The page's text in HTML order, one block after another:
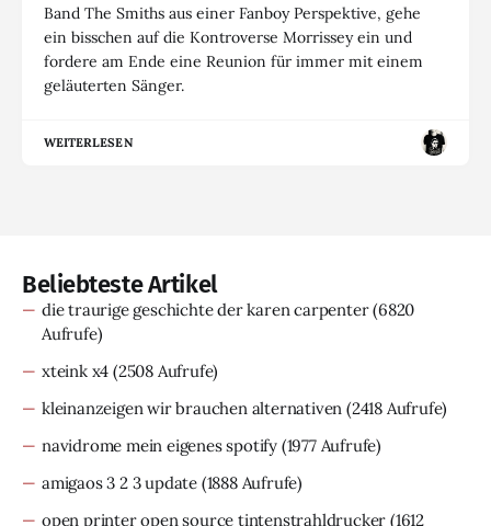
Band The Smiths aus einer Fanboy Perspektive, gehe
ein bisschen auf die Kontroverse Morrissey ein und
fordere am Ende eine Reunion für immer mit einem
geläuterten Sänger.
WEITERLESEN
Beliebteste Artikel
die traurige geschichte der karen carpenter(6820
Aufrufe)
xteink x4 (2508 Aufrufe)
kleinanzeigen wir brauchen alternativen (2418 Aufrufe)
navidrome mein eigenes spotify (1977 Aufrufe)
amigaos 3 2 3 update (1888 Aufrufe)
open printer open source tintenstrahldrucker (1612